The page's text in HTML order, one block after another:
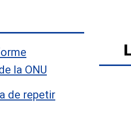
la ONU
de repetir